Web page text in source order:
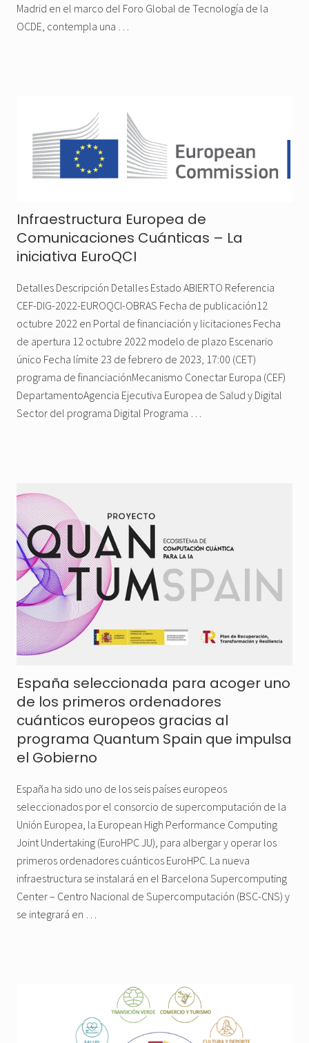
Madrid en el marco del Foro Global de Tecnología de la
OCDE, contempla una …
Infraestructura Europea de
Comunicaciones Cuánticas – La
iniciativa EuroQCI
Detalles Descripción Detalles Estado ABIERTO Referencia
CEF-DIG-2022-EUROQCI-OBRAS Fecha de publicación12
octubre 2022 en Portal de financiación y licitaciones Fecha
de apertura 12 octubre 2022 modelo de plazo Escenario
único Fecha límite 23 de febrero de 2023, 17:00 (CET)
programa de financiaciónMecanismo Conectar Europa (CEF)
DepartamentoAgencia Ejecutiva Europea de Salud y Digital
Sector del programa Digital Programa …
España seleccionada para acoger uno
de los primeros ordenadores
cuánticos europeos gracias al
programa Quantum Spain que impulsa
el Gobierno
España ha sido uno de los seis países europeos
seleccionados por el consorcio de supercomputación de la
Unión Europea, la European High Performance Computing
Joint Undertaking (EuroHPC JU), para albergar y operar los
primeros ordenadores cuánticos EuroHPC. La nueva
infraestructura se instalará en el Barcelona Supercomputing
Center – Centro Nacional de Supercomputación (BSC-CNS) y
se integrará en …